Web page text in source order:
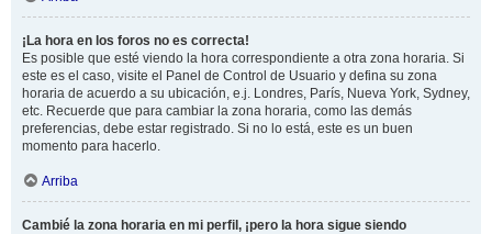
¡La hora en los foros no es correcta!
Es posible que esté viendo la hora correspondiente a otra zona horaria. Si
este es el caso, visite el Panel de Control de Usuario y defina su zona
horaria de acuerdo a su ubicación, e.j. Londres, París, Nueva York, Sydney,
etc. Recuerde que para cambiar la zona horaria, como las demás
preferencias, debe estar registrado. Si no lo está, este es un buen
momento para hacerlo.
Arriba
Cambié la zona horaria en mi perfil, ¡pero la hora sigue siendo